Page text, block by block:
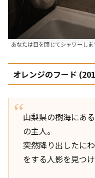
あなたは目を閉じてシャワーし
オレンジのフード
山梨県の樹海にあ
の主人。
突然降り出したに
をする人影を見つ